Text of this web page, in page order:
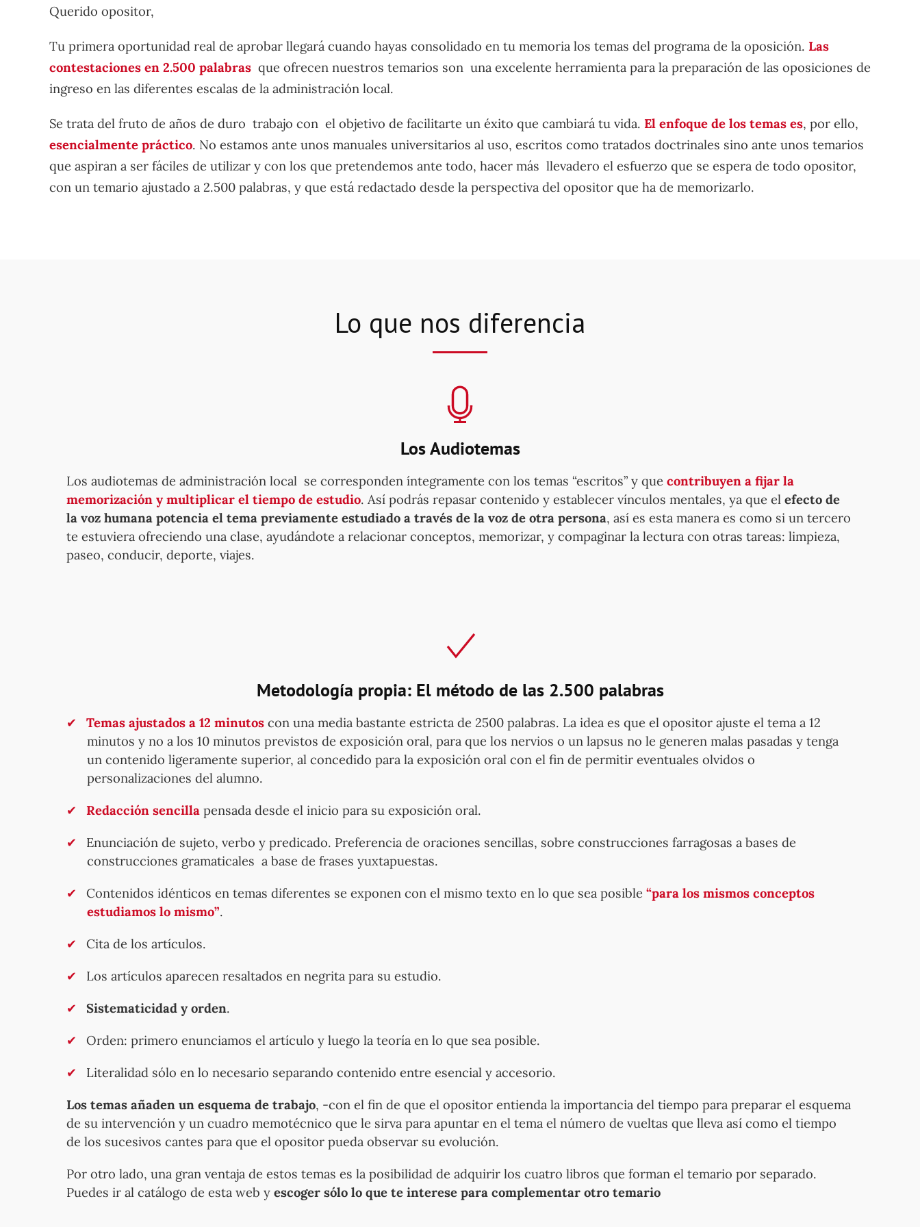
Querido opositor,
Tu primera oportunidad real de aprobar llegará cuando hayas consolidado en tu memoria los temas del programa de la oposición. Las
contestaciones en 2.500 palabras que ofrecen nuestros temarios son una excelente herramienta para la preparación de las oposiciones de
ingreso en las diferentes escalas de la administración local.
Se trata del fruto de años de duro trabajo con el objetivo de facilitarte un éxito que cambiará tu vida. El enfoque de los temas es, por ello,
esencialmente práctico. No estamos ante unos manuales universitarios al uso, escritos como tratados doctrinales sino ante unos temarios
que aspiran a ser fáciles de utilizar y con los que pretendemos ante todo, hacer más llevadero el esfuerzo que se espera de todo opositor,
con un temario ajustado a 2.500 palabras, y que está redactado desde la perspectiva del opositor que ha de memorizarlo.
Lo que nos diferencia
Los Audiotemas
Los audiotemas de administración local se corresponden íntegramente con los temas “escritos” y que contribuyen a fijar la
memorización y multiplicar el tiempo de estudio. Así podrás repasar contenido y establecer vínculos mentales, ya que el efecto de
la voz humana potencia el tema previamente estudiado a través de la voz de otra persona, así es esta manera es como si un tercero
te estuviera ofreciendo una clase, ayudándote a relacionar conceptos, memorizar, y compaginar la lectura con otras tareas: limpieza,
paseo, conducir, deporte, viajes.
Metodología propia: El método de las 2.500 palabras
Temas ajustados a 12 minutos con una media bastante estricta de 2500 palabras. La idea es que el opositor ajuste el tema a 12
minutos y no a los 10 minutos previstos de exposición oral, para que los nervios o un lapsus no le generen malas pasadas y tenga
un contenido ligeramente superior, al concedido para la exposición oral con el fin de permitir eventuales olvidos o
personalizaciones del alumno.
Redacción sencilla pensada desde el inicio para su exposición oral.
Enunciación de sujeto, verbo y predicado. Preferencia de oraciones sencillas, sobre construcciones farragosas a bases de
construcciones gramaticales a base de frases yuxtapuestas.
Contenidos idénticos en temas diferentes se exponen con el mismo texto en lo que sea posible “para los mismos conceptos
estudiamos lo mismo”.
Cita de los artículos.
Los artículos aparecen resaltados en negrita para su estudio.
Sistematicidad y orden.
Orden: primero enunciamos el artículo y luego la teoría en lo que sea posible.
Literalidad sólo en lo necesario separando contenido entre esencial y accesorio.
Los temas añaden un esquema de trabajo, -con el fin de que el opositor entienda la importancia del tiempo para preparar el esquema
de su intervención y un cuadro memotécnico que le sirva para apuntar en el tema el número de vueltas que lleva así como el tiempo
de los sucesivos cantes para que el opositor pueda observar su evolución.
Por otro lado, una gran ventaja de estos temas es la posibilidad de adquirir los cuatro libros que forman el temario por separado.
Puedes ir al catálogo de esta web y escoger sólo lo que te interese para complementar otro temario